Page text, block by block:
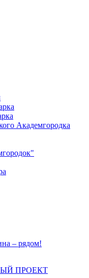
Академгородка
– рядом!
ПРОЕКТ